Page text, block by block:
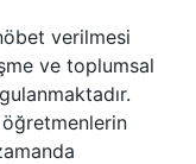
verilmesi
ve toplumsal